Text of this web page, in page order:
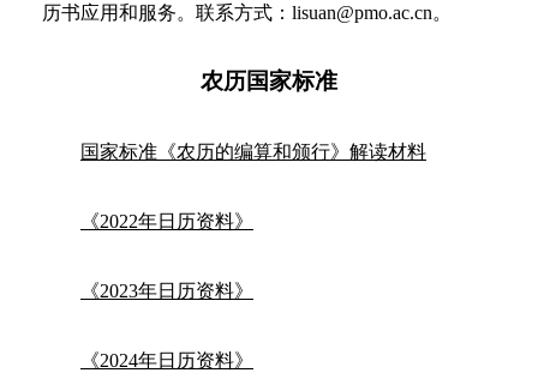
历书应用和服务。联系方式：lisuan@pmo.ac.cn。
农历国家标准
国家标准《农历的编算和颁行》解读材料
《2022年日历资料》
《2023年日历资料》
《2024年日历资料》